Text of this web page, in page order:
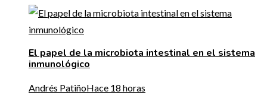
El papel de la microbiota intestinal en el sistema
inmunológico
Andrés PatiñoHace 18 horas